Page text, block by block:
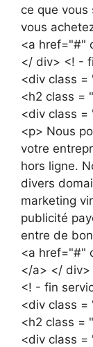
ce que
vous
<a href="#"
</ div> <! -
<div class =
<h2 class =
<div class
<p> Nous
votre
hors ligne.
divers
marketing
publicité
entre de
<a href="#"
</a> </ div>
<! - fin
<div class =
<h2 class =
<div class